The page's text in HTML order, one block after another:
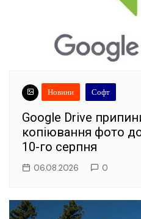
Новини Софт
Google Drive
копіювання фото
10-го серпня
06.08.2026 0